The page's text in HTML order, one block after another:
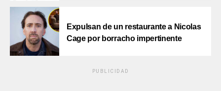
Expulsan de un restaurante a Nicolas
Cage por borracho impertinente
PUBLICIDAD